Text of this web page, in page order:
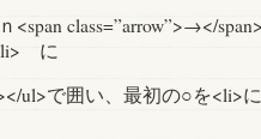
形
は
class=”arrow”>→</
に
ul>で囲い、最初の○を<li>